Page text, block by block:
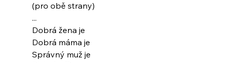
(pro obě strany)
...
Dobrá žena je
Dobrá máma je
Správný muž je